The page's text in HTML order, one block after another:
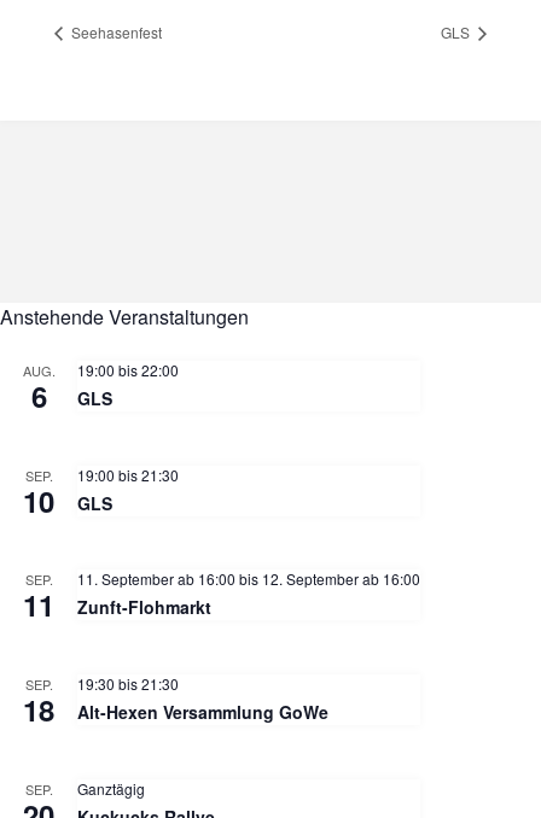
Seehasenfest GLS
Anstehende Veranstaltungen
AUG.
6
19:00 bis22:00
GLS
SEP.
10
19:00 bis21:30
GLS
SEP.
11
11. September ab 16:00 bis 12. September ab 16:00
Zunft-Flohmarkt
SEP.
18
19:30 bis21:30
Alt-Hexen Versammlung GoWe
SEP. Ganztägig